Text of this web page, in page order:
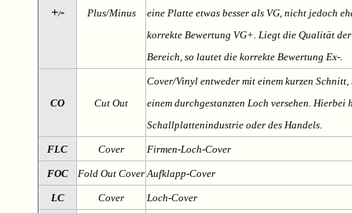
+/- Plus/Minus
eine Platte etwas besser als VG, nicht jedoch
korrekte Bewertung VG+. Liegt die Qualität
Bereich, so lautet die korrekte Bewertung Ex-.
CO Cut Out
Cover/Vinyl entweder mit einem kurzen
einem durchgestanzten Loch versehen. Hierbei
Schallplattenindustrie oder des Handels.
FLC Cover Firmen-Loch-Cover
FOC Fold Out Cover Aufklapp-Cover
LC Cover Loch-Cover